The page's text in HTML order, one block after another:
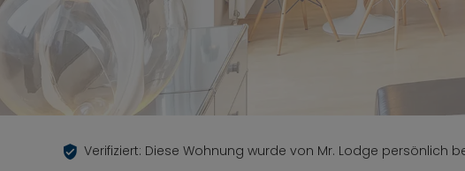
Verifiziert: Diese Wohnung wurde von Mr. Lodge persönlich